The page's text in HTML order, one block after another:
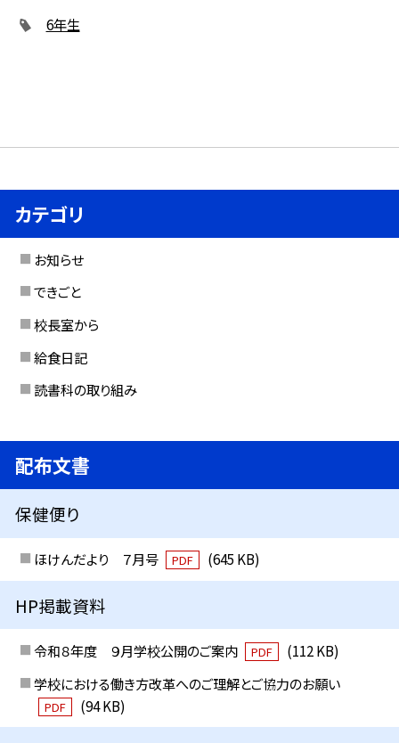
6年生
カテゴリ
お知らせ
できごと
校長室から
給食日記
読書科の取り組み
配布文書
保健便り
ほけんだより ７月号 PDF (645 KB)
HP掲載資料
令和８年度 ９月学校公開のご案内 PDF
(112 KB)
学校における働き方改革へのご理解とご協力のお願い
PDF (94 KB)